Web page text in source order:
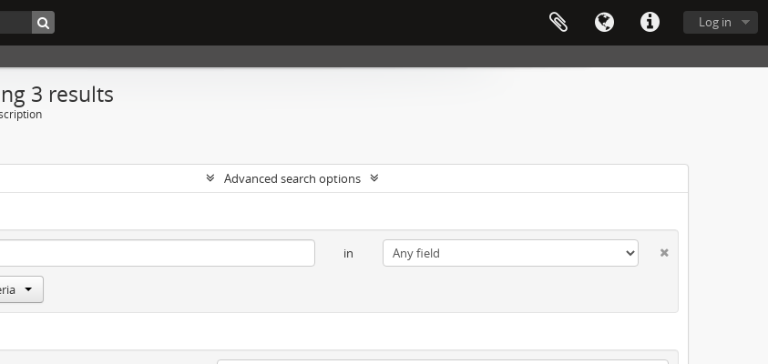
Log in
3 results
Advanced search options
in